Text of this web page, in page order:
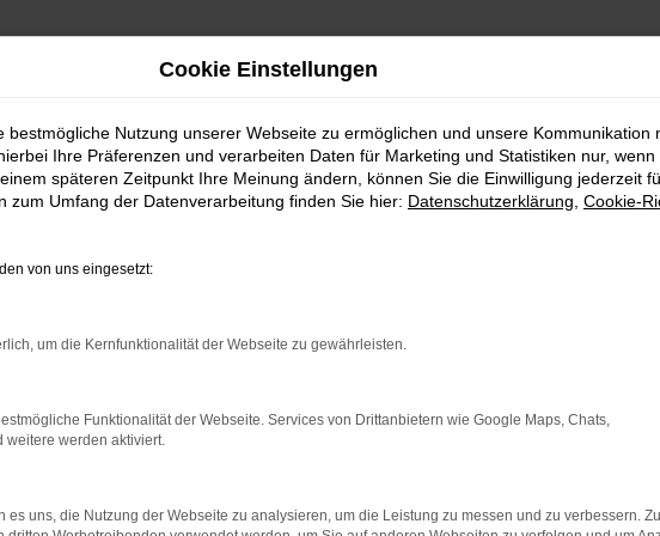
bestimmter Seiten verhindern. Funktioniert die Seite in einem anderen
beheben.
auf dem neuesten Stand sind.
kann auch dazu führen, dass bestimmte Funktionen nicht mehr
Cookie Einstellungen
bestmögliche Nutzung unserer Webseite zu ermöglichen und unsere Kommunikation
Ihre Präferenzen und verarbeiten Daten für Marketing und Statistiken nur, wenn
späteren Zeitpunkt Ihre Meinung ändern, können Sie die Einwilligung jederzeit
zum Umfang der Datenverarbeitung finden Sie hier: Datenschutzerklärung Cookie-
von uns eingesetzt:
um die Kernfunktionalität der Webseite zu gewährleisten.
Funktionalität der Webseite. Services von Drittanbietern wie Google Maps, Chats,
weitere werden aktiviert.
es uns, die Nutzung der Webseite zu analysieren, um die Leistung zu messen und zu verbessern.